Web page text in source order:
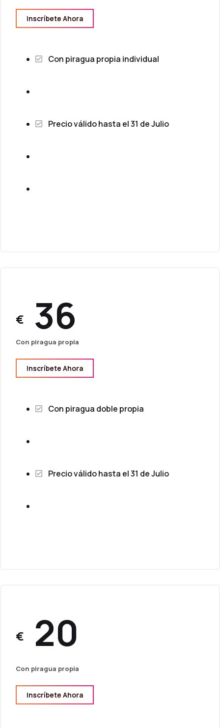
Con piragua propia individual
Precio válido hasta el 31 de Julio
Inscríbete Ahora
Con piragua propia
€ 36
Con piragua doble propia
Precio válido hasta el 31 de Julio
Inscríbete Ahora
Con piragua propia
€ 20
Inscríbete Ahora